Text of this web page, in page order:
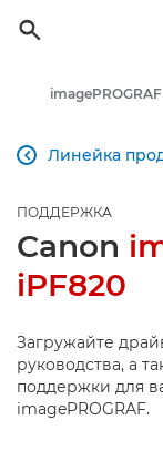

imagePROGRAF
Линейка

ПОДДЕРЖКА
Canon
iPF820
Загружайте
руководства, а
поддержки для
imagePROGRAF.